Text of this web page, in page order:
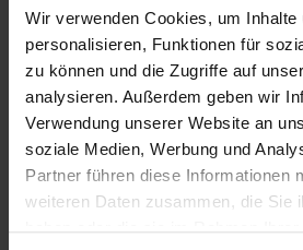
Wir verwenden Cookies, um Inhalte
personalisieren, Funktionen für
zu können und die Zugriffe auf
analysieren. Außerdem geben wir
Verwendung unserer Website an
soziale Medien, Werbung und
Partner führen diese Informationen
weiteren Daten zusammen, die Sie
haben oder die sie im Rahmen
E-Mail
debuhr@bz-whv.de
Telefon Festnetz
+49 4421 966 02-16
Telefon Mobil
+49 1523 8847207
Name